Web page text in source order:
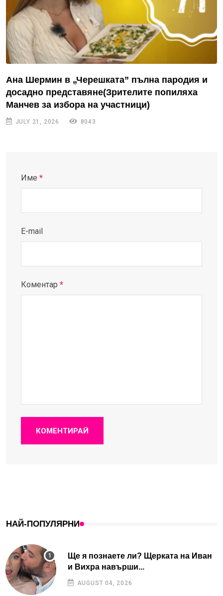
Ана Шермин в „Черешката” пълна пародия и
досадно представяне(Зрителите попиляха
Манчев за избора на участници)
JULY 21, 2026 8043
Име *
E-mail
Коментар *
КОМЕНТИРАЙ
НАЙ-ПОПУЛЯРНИ
Ще я познаете ли? Щерката на Иван
и Вихра навърши...
AUGUST 04, 2026